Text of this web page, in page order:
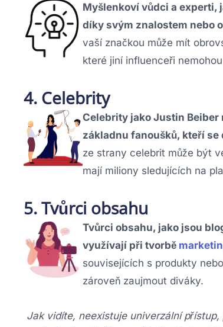
Myšlenkoví vůdci a experti,
díky svým znalostem nebo
vaší značkou může mít
které jiní influenceři
4. Celebrity
Celebrity jako Justin Beiber
základnu fanoušků, kteří
ze strany celebrit může být
mají miliony sledujících na
5. Tvůrci obsahu
Tvůrci obsahu, jako jsou
využívají při tvorbě
souvisejících s produkty
zároveň zaujmout diváky.
Jak vidíte, neexistuje univerzální